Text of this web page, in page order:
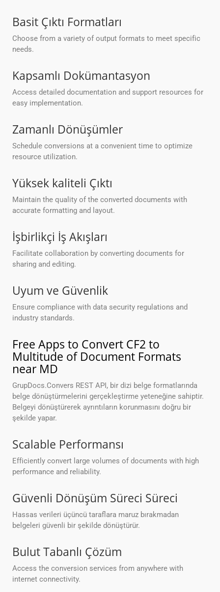
Basit Çıktı Formatları
Choose from a variety of output formats to meet specific
needs.
Kapsamlı Dokümantasyon
Access detailed documentation and support resources for
easy implementation.
Zamanlı Dönüşümler
Schedule conversions at a convenient time to optimize
resource utilization.
Yüksek kaliteli Çıktı
Maintain the quality of the converted documents with
accurate formatting and layout.
İşbirlikçi İş Akışları
Facilitate collaboration by converting documents for
sharing and editing.
Uyum ve Güvenlik
Ensure compliance with data security regulations and
industry standards.
Free Apps to Convert CF2 to
Multitude of Document Formats
near MD
GrupDocs.Convers REST API, bir dizi belge formatlarında
belge dönüştürmelerini gerçekleştirme yeteneğine sahiptir.
Belgeyi dönüştürerek ayrıntıların korunmasını doğru bir
şekilde yapar.
Scalable Performansı
Efficiently convert large volumes of documents with high
performance and reliability.
Güvenli Dönüşüm Süreci Süreci
Hassas verileri üçüncü taraflara maruz bırakmadan
belgeleri güvenli bir şekilde dönüştürür.
Bulut Tabanlı Çözüm
Access the conversion services from anywhere with
internet connectivity.